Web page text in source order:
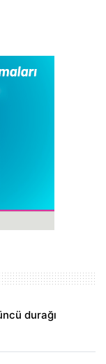
durağı